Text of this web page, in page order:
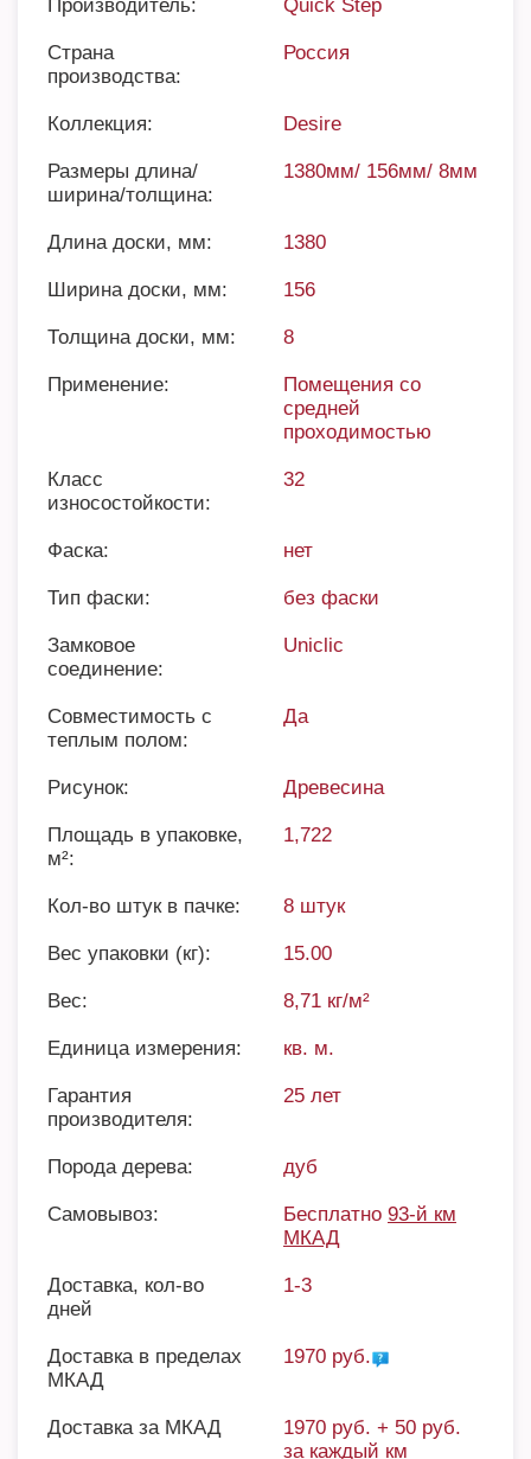
Производитель: Quick Step
Страна
производства:
Россия
Коллекция: Desire
Размеры длина/
ширина/толщина:
1380мм/ 156мм/ 8мм
Длина доски, мм: 1380
Ширина доски, мм: 156
Толщина доски, мм: 8
Применение:
Помещения со
средней
проходимостью
Класс
износостойкости:
32
Фаска: нет
Тип фаски: без фаски
Замковое
соединение:
Uniclic
Совместимость с
теплым полом:
Да
Рисунок: Древесина
Площадь в упаковке,
м²:
1,722
Кол-во штук в пачке: 8 штук
Вес упаковки (кг): 15.00
Вес: 8,71 кг/м²
Единица измерения: кв. м.
Гарантия
производителя:
25 лет
Порода дерева: дуб
Самовывоз: Бесплатно 93-й км
МКАД
Доставка, кол-во
дней
1-3
Доставка в пределах
МКАД
1970 руб.
Доставка за МКАД
1970 руб. + 50 руб.
за каждый км